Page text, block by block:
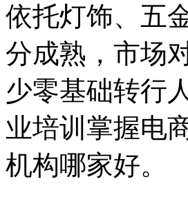
依托灯饰、五
分成熟，市场
少零基础转行
业培训掌握电
机构哪家好。